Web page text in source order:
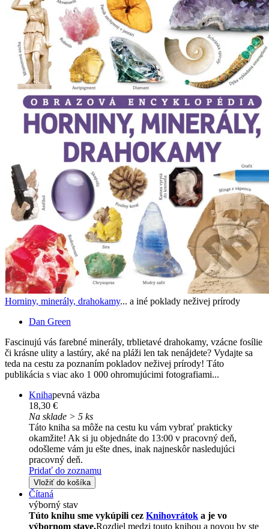
Horniny, minerály, drahokamy... a iné poklady neživej prírody
Dan Green
Fascinujú vás farebné minerály, trblietavé drahokamy, vzácne fosílie
či krásne ulity a lastúry, aké na pláži len tak nenájdete? Vydajte sa
teda na cestu za poznaním pokladov neživej prírody! Táto
publikácia s viac ako 1 000 ohromujúcimi fotografiami...
Knihapevná väzba
18,30 €
Na sklade > 5 ks
Táto kniha sa môže na cestu ku vám vybrať prakticky
okamžite! Ak si ju objednáte do 13:00 v pracovný deň,
odošleme vám ju ešte dnes, inak najneskôr nasledujúci
pracovný deň.
Pridať do zoznamu
Vložiť do košíka
Čítaná
výborný stav
Túto knihu sme vykúpili cez Knihovrátok a je vo
výbornom stave.Rozdiel medzi touto knihou a novou by ste